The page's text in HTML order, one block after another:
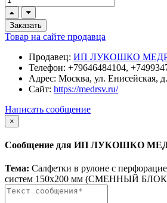
Заказать
Товар на сайте продавца
Продавец: ИП ЛУКОШКО
Телефон: +79646484104,
Адрес: Москва, ул. Енисейская,
Сайт: https://medrsv.ru/
Написать сообщение
×
Сообщение для ИП ЛУКОШКО
Тема: Салфетки в рулоне с
систем 150х200 мм (CМЕННЫЙ